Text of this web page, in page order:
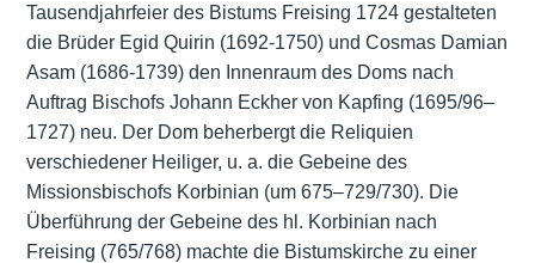
Tausendjahrfeier des Bistums Freising 1724 gestalteten
die Brüder Egid Quirin (1692-1750) und Cosmas Damian
Asam (1686-1739) den Innenraum des Doms nach
Auftrag Bischofs Johann Eckher von Kapfing (1695/96–
1727) neu. Der Dom beherbergt die Reliquien
verschiedener Heiliger, u. a. die Gebeine des
Missionsbischofs Korbinian (um 675–729/730). Die
Überführung der Gebeine des hl. Korbinian nach
Freising (765/768) machte die Bistumskirche zu einer